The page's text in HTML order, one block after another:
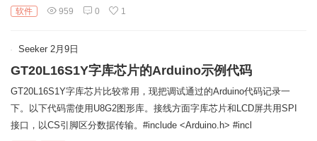
软件 959 0 1
Seeker 2月9日
GT20L16S1Y字库芯片的Arduino示例代码
GT20L16S1Y字库芯片比较常用，现把调试通过的Arduino代码记录一
下。以下代码需使用U8G2图形库。接线方面字库芯片和LCD屏共用SPI
接口，以CS引脚区分数据传输。#include <Arduino.h> #incl